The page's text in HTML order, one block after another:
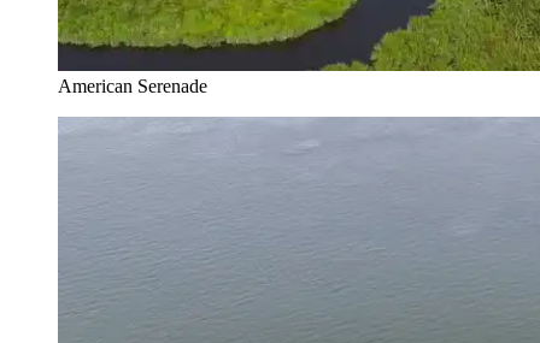
American Serenade